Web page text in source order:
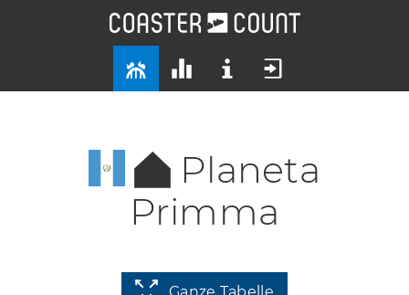
Planeta
Primma
Ganze Tabelle